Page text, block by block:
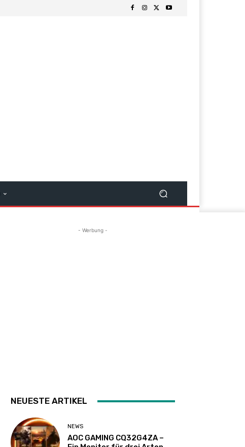
- Werbung -
NEUESTE ARTIKEL
NEWS
AOC GAMING CQ32G4ZA –